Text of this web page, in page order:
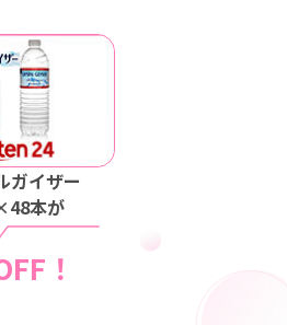
ガイザー
本が
！